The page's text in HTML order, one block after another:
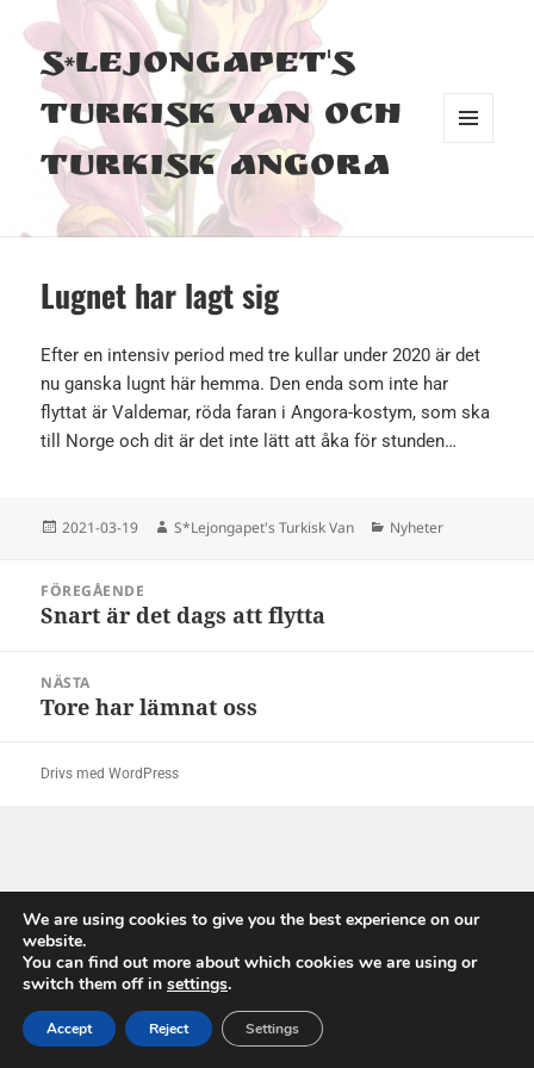
S*Lejongapet's
Turkisk Van och
Turkisk Angora
Lugnet har lagt sig
Efter en intensiv period med tre kullar under 2020 är det
nu ganska lugnt här hemma. Den enda som inte har
flyttat är Valdemar, röda faran i Angora-kostym, som ska
till Norge och dit är det inte lätt att åka för stunden…
Postat
2021-03-19 Författare
S*Lejongapet's Turkisk Van Kategorier
Nyheter
FÖREGÅENDE
Föregående
Snart är det dags att flytta
NÄSTA
Nästa
Tore har lämnat oss
Drivs med WordPress
We are using cookies to give you the best experience on our
website.
You can find out more about which cookies we are using or
switch them off in settings.
Accept Reject Settings